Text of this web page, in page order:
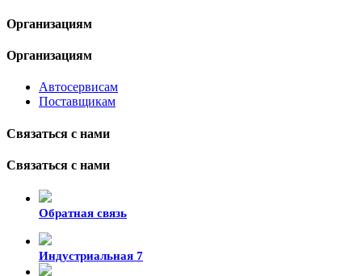
Организациям
Организациям
Автосервисам
Поставщикам
Связаться с нами
Связаться с нами
Обратная связь
Индустриальная 7